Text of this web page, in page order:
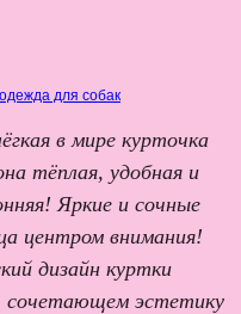
одежда для собак
в мире курточка
тёплая, удобная и
Яркие и сочные
центром внимания!
дизайн куртки
сочетающем эстетику